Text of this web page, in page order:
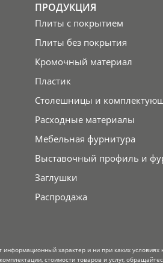
ПРОДУКЦИЯ
Плиты с покрытием
Плиты без покрытия
Кромочный материал
Пластик
Столешницы и
Расходные материалы
Мебельная фурнитура
Выставочный профиль и
Заглушки
Распродажа
характер и ни при каких
стоимости товаров и услуг,